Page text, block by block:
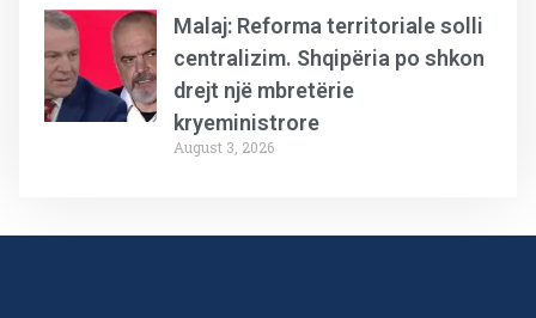
Malaj: Reforma territoriale solli
centralizim. Shqipëria po shkon
drejt një mbretërie
kryeministrore
August 3, 2026